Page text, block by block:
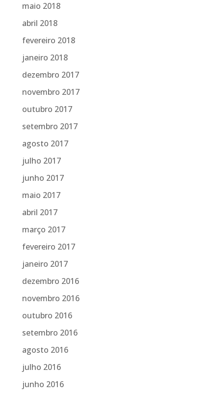
maio 2018
abril 2018
fevereiro 2018
janeiro 2018
dezembro 2017
novembro 2017
outubro 2017
setembro 2017
agosto 2017
julho 2017
junho 2017
maio 2017
abril 2017
março 2017
fevereiro 2017
janeiro 2017
dezembro 2016
novembro 2016
outubro 2016
setembro 2016
agosto 2016
julho 2016
junho 2016